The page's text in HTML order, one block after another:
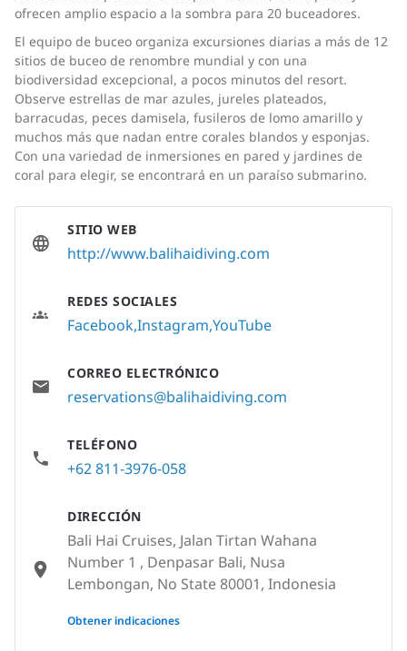
ofrecen amplio espacio a la sombra para 20 buceadores.
El equipo de buceo organiza excursiones diarias a más de 12
sitios de buceo de renombre mundial y con una
biodiversidad excepcional, a pocos minutos del resort.
Observe estrellas de mar azules, jureles plateados,
barracudas, peces damisela, fusileros de lomo amarillo y
muchos más que nadan entre corales blandos y esponjas.
Con una variedad de inmersiones en pared y jardines de
coral para elegir, se encontrará en un paraíso submarino.
SITIO WEB
http://www.balihaidiving.com
REDES SOCIALES
FacebookInstagram YouTube
CORREO ELECTRÓNICO
reservations@balihaidiving.com
TELÉFONO
+62 811-3976-058
DIRECCIÓN
Bali Hai Cruises, Jalan Tirtan Wahana
Number 1 , Denpasar Bali, Nusa
Lembongan, No State 80001, Indonesia
None
Obtener indicaciones